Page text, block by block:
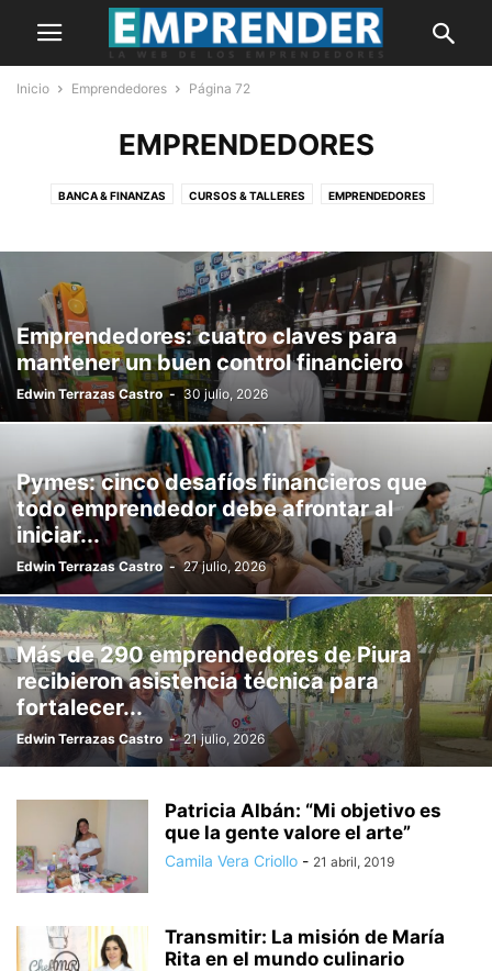
Inicio Emprendedores Página 72
EMPRENDEDORES
BANCA & FINANZAS CURSOS & TALLERES EMPRENDEDORES
NOTICIAS OPINIÓN PORTADA
Emprendedores: cuatro claves para
mantener un buen control financiero
Edwin Terrazas Castro - 30 julio, 2026
Pymes: cinco desafíos financieros que
todo emprendedor debe afrontar al
iniciar...
Edwin Terrazas Castro - 27 julio, 2026
Más de 290 emprendedores de Piura
recibieron asistencia técnica para
fortalecer...
Edwin Terrazas Castro - 21 julio, 2026
Patricia Albán: “Mi objetivo es
que la gente valore el arte”
Camila Vera Criollo - 21 abril, 2019
Transmitir: La misión de María
Rita en el mundo culinario